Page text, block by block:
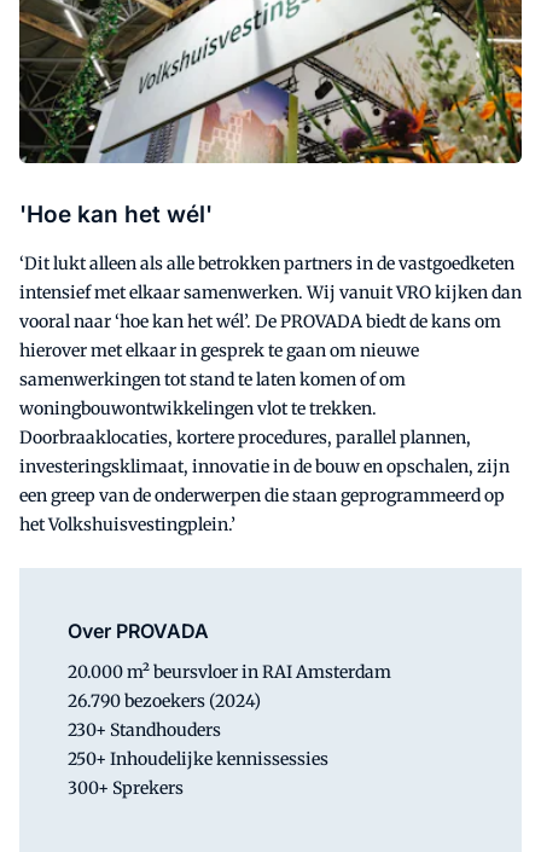
'Hoe kan het wél'
‘Dit lukt alleen als alle betrokken partners in de vastgoedketen
intensief met elkaar samenwerken. Wij vanuit VRO kijken dan
vooral naar ‘hoe kan het wél’. De PROVADA biedt de kans om
hierover met elkaar in gesprek te gaan om nieuwe
samenwerkingen tot stand te laten komen of om
woningbouwontwikkelingen vlot te trekken.
Doorbraaklocaties, kortere procedures, parallel plannen,
investeringsklimaat, innovatie in de bouw en opschalen, zijn
een greep van de onderwerpen die staan geprogrammeerd op
het Volkshuisvestingplein.’
Over PROVADA
20.000 m² beursvloer in RAI Amsterdam
26.790 bezoekers (2024)
230+ Standhouders
250+ Inhoudelijke kennissessies
300+ Sprekers